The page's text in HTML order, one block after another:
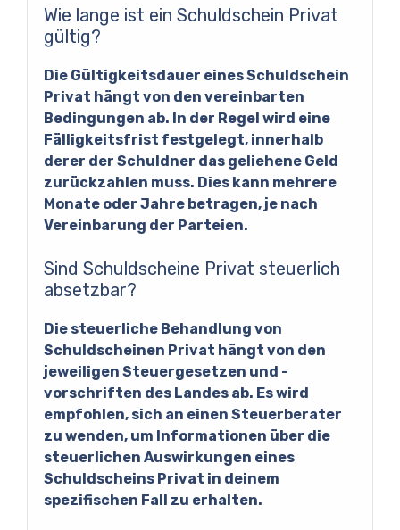
Wie lange ist ein Schuldschein Privat
gültig?
Die Gültigkeitsdauer eines Schuldschein
Privat hängt von den vereinbarten
Bedingungen ab. In der Regel wird eine
Fälligkeitsfrist festgelegt, innerhalb
derer der Schuldner das geliehene Geld
zurückzahlen muss. Dies kann mehrere
Monate oder Jahre betragen, je nach
Vereinbarung der Parteien.
Sind Schuldscheine Privat steuerlich
absetzbar?
Die steuerliche Behandlung von
Schuldscheinen Privat hängt von den
jeweiligen Steuergesetzen und -
vorschriften des Landes ab. Es wird
empfohlen, sich an einen Steuerberater
zu wenden, um Informationen über die
steuerlichen Auswirkungen eines
Schuldscheins Privat in deinem
spezifischen Fall zu erhalten.